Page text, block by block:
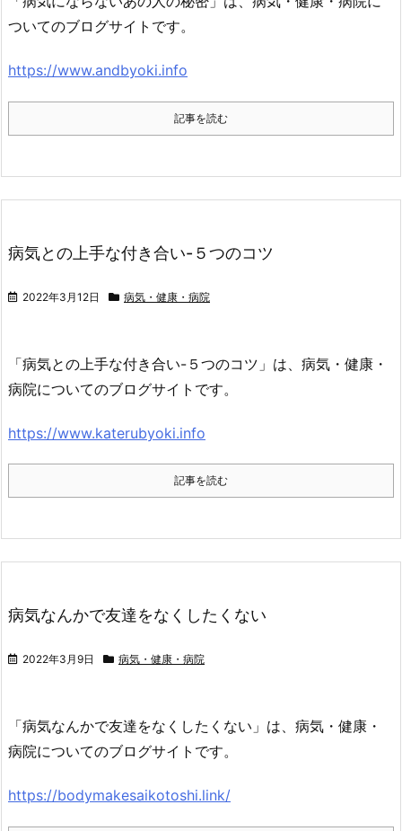
ついてのブログサイトです。
https://www.andbyoki.info
記事を読む
病気との上手な付き合い-５つのコツ
2022年3月12日 病気・健康・病院
「病気との上手な付き合い-５つのコツ」は、病気・健康・
病院についてのブログサイトです。
https://www.katerubyoki.info
記事を読む
病気なんかで友達をなくしたくない
2022年3月9日 病気・健康・病院
「病気なんかで友達をなくしたくない」は、病気・健康・
病院についてのブログサイトです。
https://bodymakesaikotoshi.link/